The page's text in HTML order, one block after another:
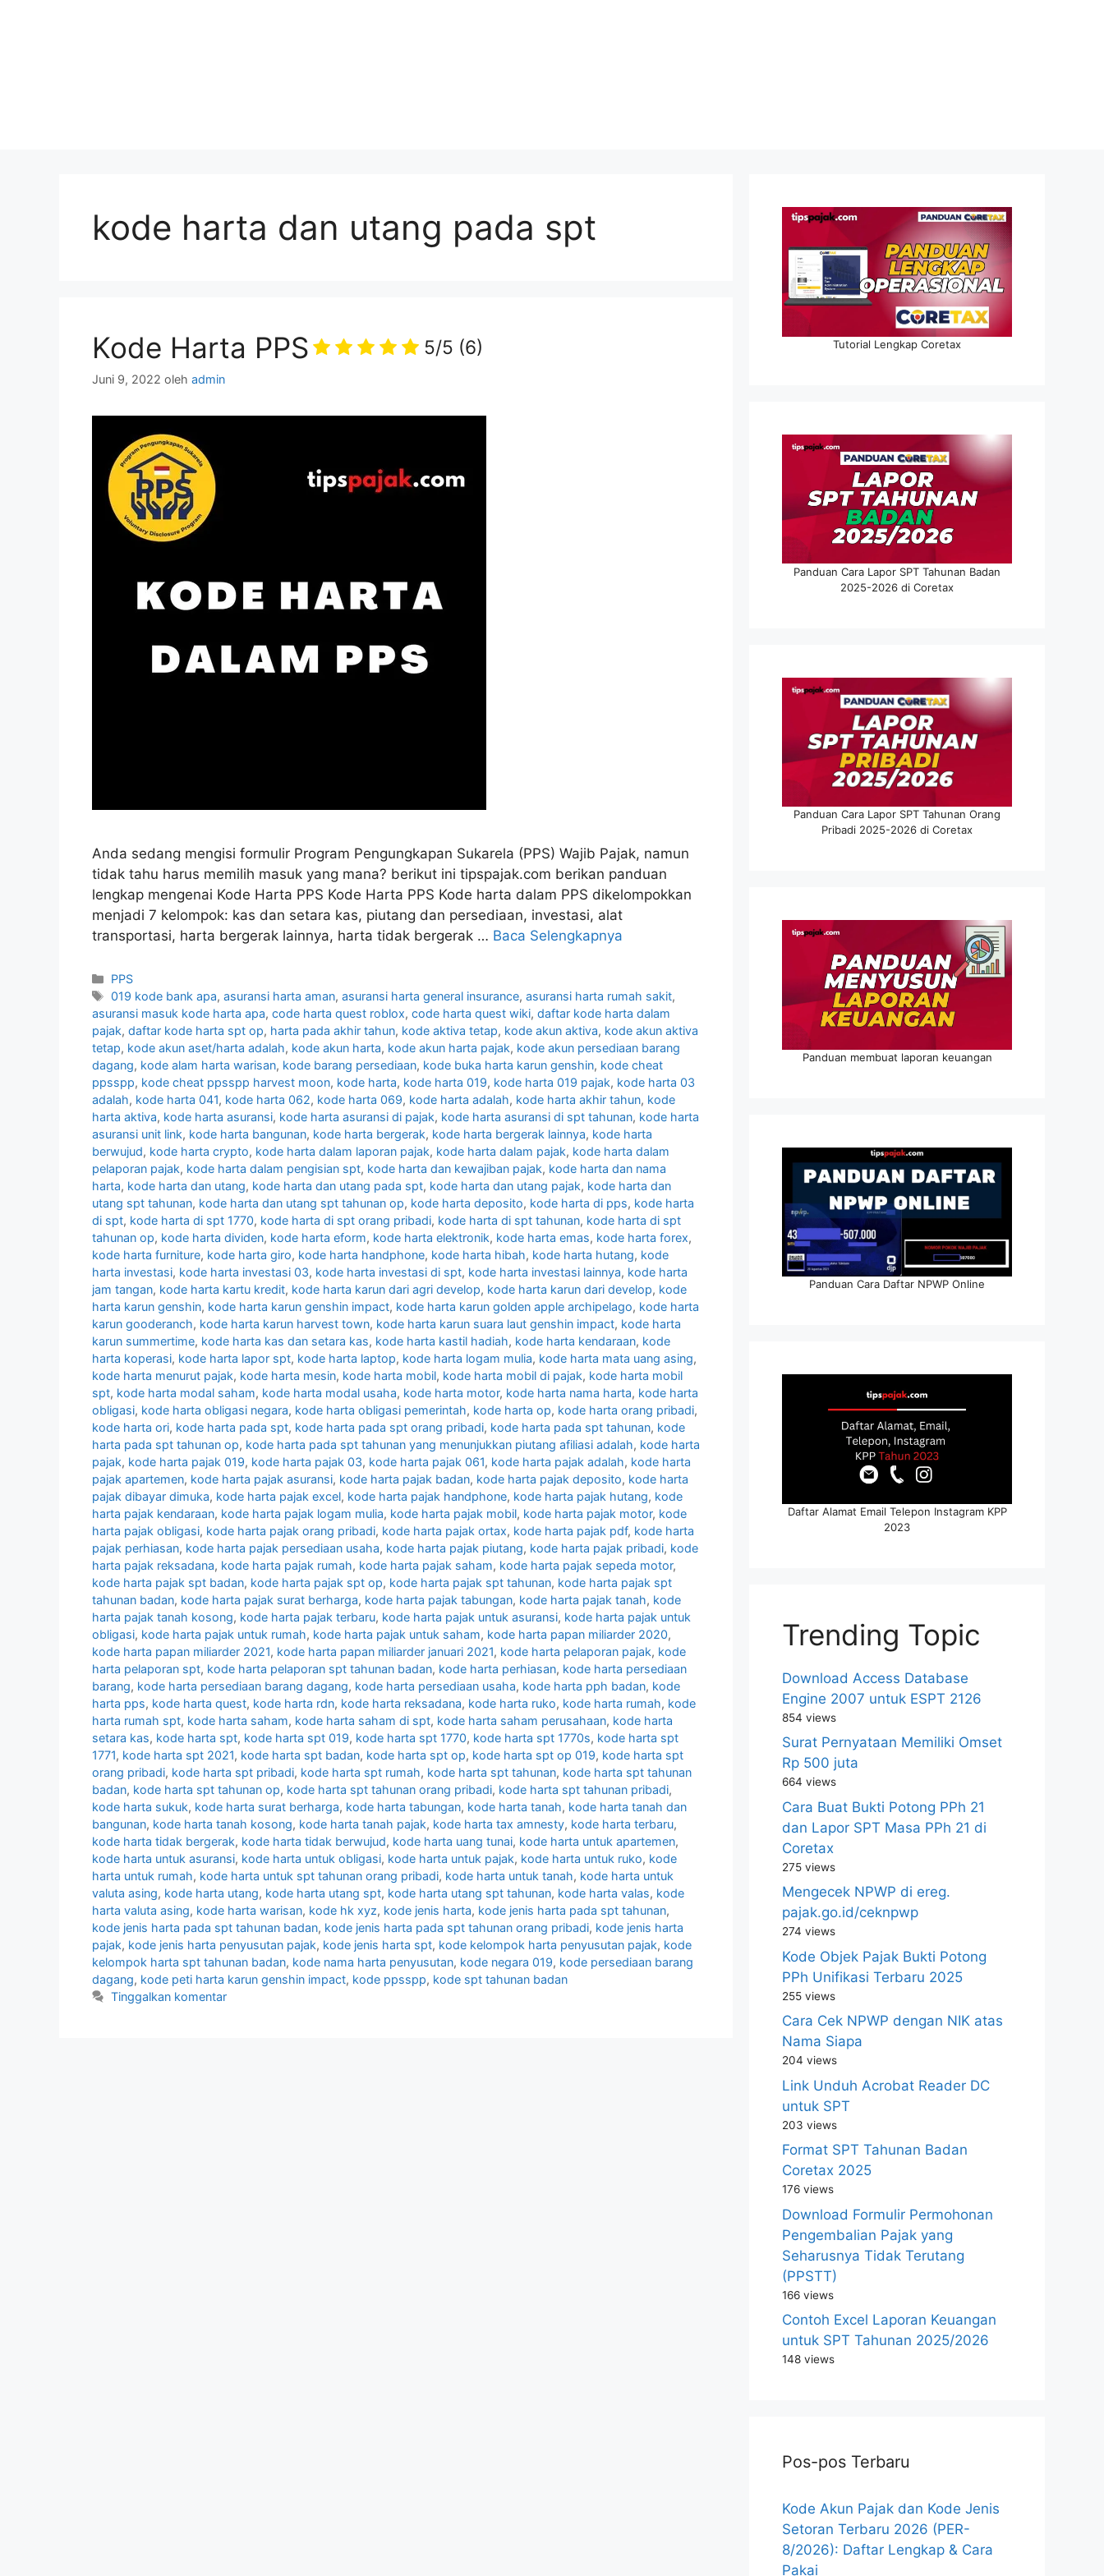
kode harta dan utang pada spt
Kode Harta PPS 5/5 (6)
Juni 9, 2022 oleh admin
Anda sedang mengisi formulir Program Pengungkapan Sukarela (PPS) Wajib Pajak, namun
tidak tahu harus memilih masuk yang mana? berikut ini tipspajak.com berikan panduan
lengkap mengenai Kode Harta PPS Kode Harta PPS Kode harta dalam PPS dikelompokkan
menjadi 7 kelompok: kas dan setara kas, piutang dan persediaan, investasi, alat
transportasi, harta bergerak lainnya, harta tidak bergerak … Baca Selengkapnya
Kategori
PPS
Tag
019 kode bank apa,asuransi harta aman,asuransi harta general insurance,asuransi harta rumah sakit,
asuransi masuk kode harta apa, code harta quest roblox, code harta quest wiki, daftar kode harta dalam
pajak, daftar kode harta spt op, harta pada akhir tahun, kode aktiva tetap, kode akun aktiva, kode akun aktiva
tetap, kode akun aset/harta adalah, kode akun harta, kode akun harta pajak, kode akun persediaan barang
dagang, kode alam harta warisan, kode barang persediaan, kode buka harta karun genshin, kode cheat
ppsspp, kode cheat ppsspp harvest moon, kode harta, kode harta 019, kode harta 019 pajak, kode harta 03
adalah, kode harta 041, kode harta 062, kode harta 069, kode harta adalah, kode harta akhir tahun, kode
harta aktiva, kode harta asuransi, kode harta asuransi di pajak, kode harta asuransi di spt tahunan, kode harta
asuransi unit link, kode harta bangunan, kode harta bergerak, kode harta bergerak lainnya, kode harta
berwujud, kode harta crypto, kode harta dalam laporan pajak, kode harta dalam pajak, kode harta dalam
pelaporan pajak, kode harta dalam pengisian spt, kode harta dan kewajiban pajak, kode harta dan nama
harta, kode harta dan utang, kode harta dan utang pada spt, kode harta dan utang pajak, kode harta dan
utang spt tahunan, kode harta dan utang spt tahunan op, kode harta deposito, kode harta di pps, kode harta
di spt, kode harta di spt 1770, kode harta di spt orang pribadi, kode harta di spt tahunan, kode harta di spt
tahunan op, kode harta dividen, kode harta eform, kode harta elektronik, kode harta emas, kode harta forex,
kode harta furniture, kode harta giro, kode harta handphone, kode harta hibah, kode harta hutang, kode
harta investasi, kode harta investasi 03, kode harta investasi di spt, kode harta investasi lainnya, kode harta
jam tangan, kode harta kartu kredit, kode harta karun dari agri develop, kode harta karun dari develop, kode
harta karun genshin, kode harta karun genshin impact, kode harta karun golden apple archipelago, kode harta
karun gooderanch, kode harta karun harvest town, kode harta karun suara laut genshin impact, kode harta
karun summertime, kode harta kas dan setara kas, kode harta kastil hadiah, kode harta kendaraan, kode
harta koperasi, kode harta lapor spt, kode harta laptop, kode harta logam mulia, kode harta mata uang asing,
kode harta menurut pajak, kode harta mesin, kode harta mobil, kode harta mobil di pajak, kode harta mobil
spt, kode harta modal saham, kode harta modal usaha, kode harta motor, kode harta nama harta, kode harta
obligasi, kode harta obligasi negara, kode harta obligasi pemerintah, kode harta op, kode harta orang pribadi,
kode harta ori, kode harta pada spt, kode harta pada spt orang pribadi, kode harta pada spt tahunan, kode
harta pada spt tahunan op, kode harta pada spt tahunan yang menunjukkan piutang afiliasi adalah, kode harta
pajak, kode harta pajak 019, kode harta pajak 03, kode harta pajak 061, kode harta pajak adalah, kode harta
pajak apartemen, kode harta pajak asuransi, kode harta pajak badan, kode harta pajak deposito, kode harta
pajak dibayar dimuka, kode harta pajak excel, kode harta pajak handphone, kode harta pajak hutang, kode
harta pajak kendaraan, kode harta pajak logam mulia, kode harta pajak mobil, kode harta pajak motor, kode
harta pajak obligasi, kode harta pajak orang pribadi, kode harta pajak ortax, kode harta pajak pdf, kode harta
pajak perhiasan, kode harta pajak persediaan usaha, kode harta pajak piutang, kode harta pajak pribadi, kode
harta pajak reksadana, kode harta pajak rumah, kode harta pajak saham, kode harta pajak sepeda motor,
kode harta pajak spt badan, kode harta pajak spt op, kode harta pajak spt tahunan, kode harta pajak spt
tahunan badan, kode harta pajak surat berharga, kode harta pajak tabungan, kode harta pajak tanah, kode
harta pajak tanah kosong, kode harta pajak terbaru, kode harta pajak untuk asuransi, kode harta pajak untuk
obligasi, kode harta pajak untuk rumah, kode harta pajak untuk saham, kode harta papan miliarder 2020,
kode harta papan miliarder 2021, kode harta papan miliarder januari 2021, kode harta pelaporan pajak, kode
harta pelaporan spt, kode harta pelaporan spt tahunan badan, kode harta perhiasan, kode harta persediaan
barang, kode harta persediaan barang dagang, kode harta persediaan usaha, kode harta pph badan, kode
harta pps, kode harta quest, kode harta rdn, kode harta reksadana, kode harta ruko, kode harta rumah, kode
harta rumah spt, kode harta saham, kode harta saham di spt, kode harta saham perusahaan, kode harta
setara kas, kode harta spt, kode harta spt 019, kode harta spt 1770, kode harta spt 1770s, kode harta spt
1771, kode harta spt 2021, kode harta spt badan, kode harta spt op, kode harta spt op 019, kode harta spt
orang pribadi, kode harta spt pribadi, kode harta spt rumah, kode harta spt tahunan, kode harta spt tahunan
badan, kode harta spt tahunan op, kode harta spt tahunan orang pribadi, kode harta spt tahunan pribadi,
kode harta sukuk, kode harta surat berharga, kode harta tabungan, kode harta tanah, kode harta tanah dan
bangunan, kode harta tanah kosong, kode harta tanah pajak, kode harta tax amnesty, kode harta terbaru,
kode harta tidak bergerak, kode harta tidak berwujud, kode harta uang tunai, kode harta untuk apartemen,
kode harta untuk asuransi, kode harta untuk obligasi, kode harta untuk pajak, kode harta untuk ruko, kode
harta untuk rumah, kode harta untuk spt tahunan orang pribadi, kode harta untuk tanah, kode harta untuk
valuta asing, kode harta utang, kode harta utang spt, kode harta utang spt tahunan, kode harta valas, kode
harta valuta asing, kode harta warisan, kode hk xyz, kode jenis harta, kode jenis harta pada spt tahunan,
kode jenis harta pada spt tahunan badan, kode jenis harta pada spt tahunan orang pribadi, kode jenis harta
pajak, kode jenis harta penyusutan pajak, kode jenis harta spt, kode kelompok harta penyusutan pajak, kode
kelompok harta spt tahunan badan, kode nama harta penyusutan, kode negara 019, kode persediaan barang
dagang, kode peti harta karun genshin impact, kode ppsspp, kode spt tahunan badan
Tinggalkan komentar
Tutorial Lengkap Coretax
Panduan Cara Lapor SPT Tahunan Badan
2025-2026 di Coretax
Panduan Cara Lapor SPT Tahunan Orang
Pribadi 2025-2026 di Coretax
Panduan membuat laporan keuangan
Panduan Cara Daftar NPWP Online
Daftar Alamat Email Telepon Instagram KPP
2023
Trending Topic
Download Access Database
Engine 2007 untuk ESPT 2126
854 views
Surat Pernyataan Memiliki Omset
Rp 500 juta
664 views
Cara Buat Bukti Potong PPh 21
dan Lapor SPT Masa PPh 21 di
Coretax
275 views
Mengecek NPWP di ereg.
pajak.go.id/ceknpwp
274 views
Kode Objek Pajak Bukti Potong
PPh Unifikasi Terbaru 2025
255 views
Cara Cek NPWP dengan NIK atas
Nama Siapa
204 views
Link Unduh Acrobat Reader DC
untuk SPT
203 views
Format SPT Tahunan Badan
Coretax 2025
176 views
Download Formulir Permohonan
Pengembalian Pajak yang
Seharusnya Tidak Terutang
(PPSTT)
166 views
Contoh Excel Laporan Keuangan
untuk SPT Tahunan 2025/2026
148 views
Pos-pos Terbaru
Kode Akun Pajak dan Kode Jenis
Setoran Terbaru 2026 (PER-
8/2026): Daftar Lengkap & Cara
Pakai